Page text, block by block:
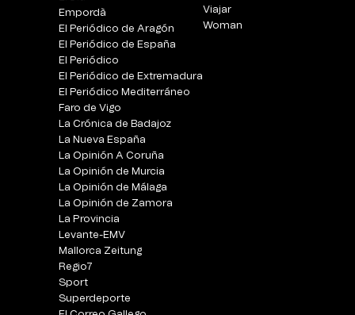
Empordà
El Periódico de Aragón
El Periódico de España
El Periódico
El Periódico de Extremadura
El Periódico Mediterráneo
Faro de Vigo
La Crónica de Badajoz
La Nueva España
La Opinión A Coruña
La Opinión de Murcia
La Opinión de Málaga
La Opinión de Zamora
La Provincia
Levante-EMV
Mallorca Zeitung
Regio7
Sport
Superdeporte
Viajar
Woman